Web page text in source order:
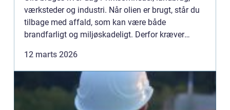
værksteder og industri. Når olien er brugt, står du
tilbage med affald, som kan være både
brandfarligt og miljøskadeligt. Derfor kræver
almindeligt husholdningsaff...
12 marts 2026